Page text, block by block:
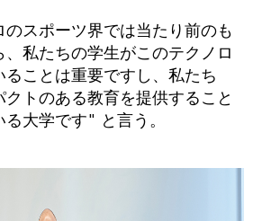
のスポーツ界では当たり前のも
私たちの学生がこのテクノロ
ることは重要ですし、私たち
トのある教育を提供すること
大学です" と言う。